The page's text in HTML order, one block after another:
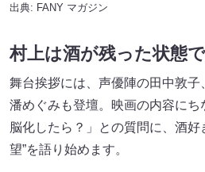
出典: FANY マガジン
村上は酒が残った状態
舞台挨拶には、声優陣の田中敦子
潘めぐみも登壇。映画の内容に
脳化したら？」との質問に、酒好
望”を語り始めます。